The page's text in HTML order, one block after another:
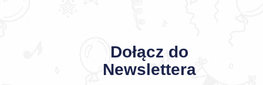
Dołącz do
Newslettera